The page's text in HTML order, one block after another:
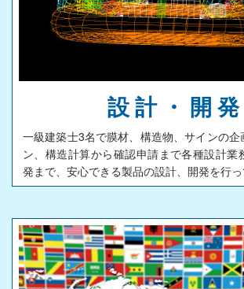
設計・開発
一級建築士3名で膜材、構造物、サインの企
ン、構造計算から確認申請まで各種設計業
発まで、安心できる製品の設計、開発を行っ